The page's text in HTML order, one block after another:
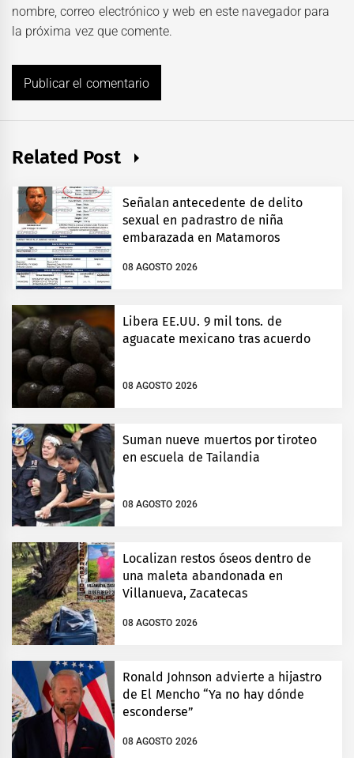
nombre, correo electrónico y web en este navegador para
la próxima vez que comente.
Related Post
Señalan antecedente de delito
sexual en padrastro de niña
embarazada en Matamoros
08 AGOSTO 2026
Libera EE.UU. 9 mil tons. de
aguacate mexicano tras acuerdo
08 AGOSTO 2026
Suman nueve muertos por tiroteo
en escuela de Tailandia
08 AGOSTO 2026
Localizan restos óseos dentro de
una maleta abandonada en
Villanueva, Zacatecas
08 AGOSTO 2026
Ronald Johnson advierte a hijastro
de El Mencho “Ya no hay dónde
esconderse”
08 AGOSTO 2026